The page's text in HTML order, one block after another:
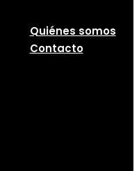
Quiénes somos
Contacto